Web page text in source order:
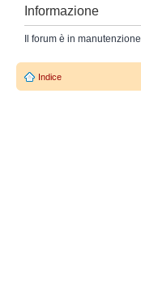
Informazione
Il forum è in manutenzione
Indice